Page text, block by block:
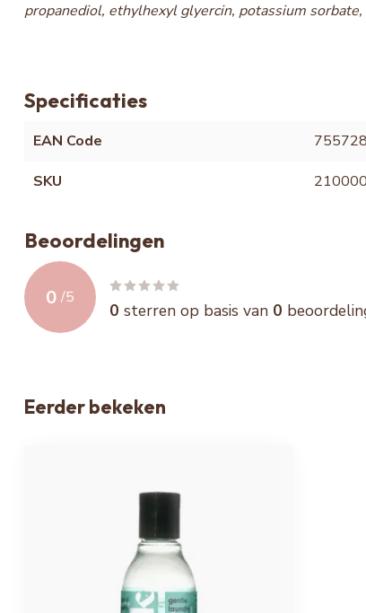
propanediol, ethylhexyl glyercin, potassium
Specificaties
EAN Code
SKU
Beoordelingen
0 /5
0 sterren op basis van 0
Eerder bekeken